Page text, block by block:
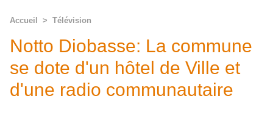
Accueil > Télévision
Notto Diobasse: La commune
se dote d'un hôtel de Ville et
d'une radio communautaire